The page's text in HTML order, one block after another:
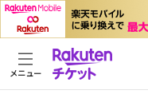
メニュー